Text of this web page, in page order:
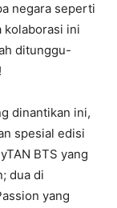
negara seperti
kolaborasi ini
ditunggu-
dinantikan ini,
spesial edisi
BTS yang
dua di
yang